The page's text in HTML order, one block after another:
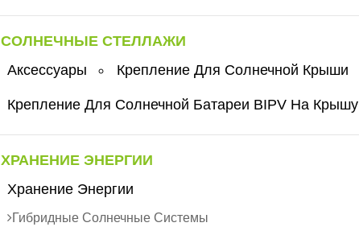
СОЛНЕЧНЫЕ СТЕЛЛАЖИ
Аксессуары
Крепление Для Солнечной Крыши
Крепление Для Солнечной Батареи BIPV На Крышу
ХРАНЕНИЕ ЭНЕРГИИ
Хранение Энергии
Гибридные Солнечные Системы